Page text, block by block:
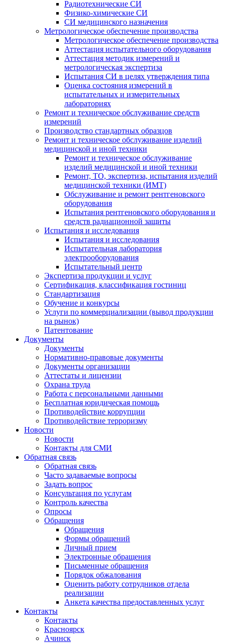
Радиотехнические СИ
Физико-химические СИ
СИ медицинского назначения
Метрологическое обеспечение производства
Метрологическое обеспечение производства
Аттестация испытательного оборудования
Аттестация методик измерений и
метрологическая экспертиза
Испытания СИ в целях утверждения типа
Оценка состояния измерений в
испытательных и измерительных
лабораториях
Ремонт и техническое обслуживание средств
измерений
Производство стандартных образцов
Ремонт и техническое обслуживание изделий
медицинской и иной техники
Ремонт и техническое обслуживание
изделий медицинской и иной техники
Ремонт, ТО, экспертиза, испытания изделий
медицинской техники (ИМТ)
Обслуживание и ремонт рентгеновского
оборудования
Испытания рентгеновского оборудования и
средств радиационной защиты
Испытания и исследования
Испытания и исследования
Испытательная лаборатория
электрооборудования
Испытательный центр
Экспертиза продукции и услуг
Сертификация, классификация гостиниц
Стандартизация
Обучение и конкурсы
Услуги по коммерциализации (вывод продукции
на рынок)
Патентование
Документы
Документы
Нормативно-правовые документы
Документы организации
Аттестаты и лицензии
Охрана труда
Работа с персональными данными
Бесплатная юридическая помощь
Противодействие коррупции
Противодействие терроризму
Новости
Новости
Контакты для СМИ
Обратная связь
Обратная связь
Часто задаваемые вопросы
Задать вопрос
Консультация по услугам
Контроль качества
Опросы
Обращения
Обращения
Формы обращений
Личный прием
Электронные обращения
Письменные обращения
Порядок обжалования
Оценить работу сотрудников отдела
реализации
Анкета качества предоставленных услуг
Контакты
Контакты
Красноярск
Ачинск